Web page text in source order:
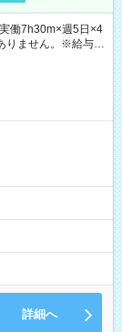
働7h30m×週5日×4
りません。※給与即
詳細へ